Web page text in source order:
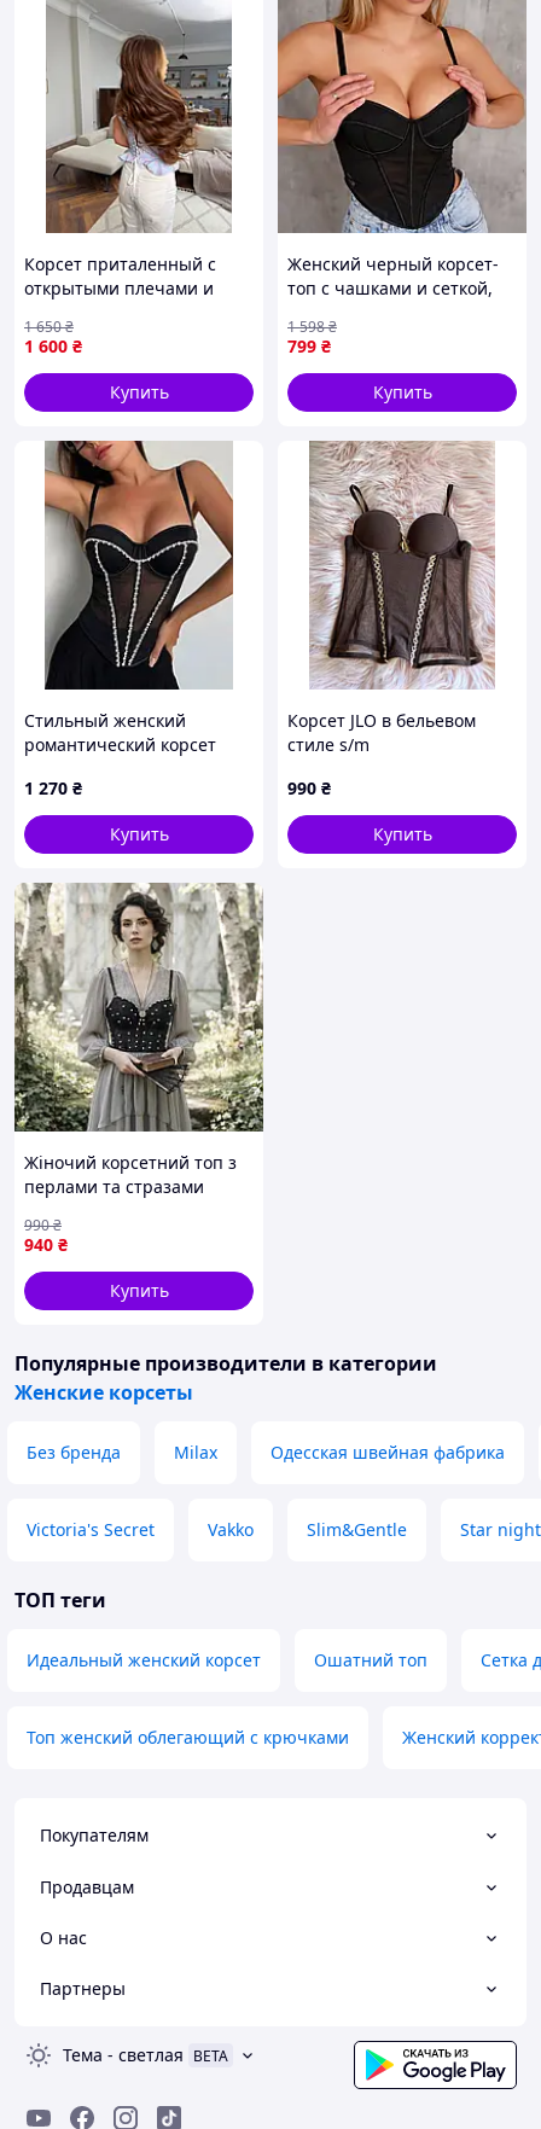
Корсет приталенный с
открытыми плечами и
тиар-принта (Блакитний
принт, 42)
1 600 ₴
1 650₴
Купить
Женский черный корсет-
топ с чашками и сеткой,
бретелях с поддержкой
бюста, стильный
приталенный корсаж
799 ₴
1 598₴
Купить
Стильный женский
романтический корсет
вставки с камнями и
жемчугом.
1 270 ₴
Купить
Корсет JLO в бельевом
стиле s/m
990 ₴
Купить
Жіночий корсетний топ з
перлами та стразами
Геловін чорний (10-62)
940 ₴
990₴
Купить
Популярные производители в категории
Женские корсеты
Без бренда Milax Одесская швейная фабрика
Victoria's Secret Vakko Slim&Gentle Star night
ТОП теги
Идеальный женский корсет Ошатний топ Сетка
Топ женский облегающий с крючками Женский
Покупателям
Продавцам
О нас
Партнеры
Тема - светлая BETA